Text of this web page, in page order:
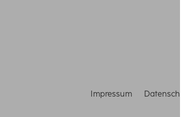
Impressum Datenschutz